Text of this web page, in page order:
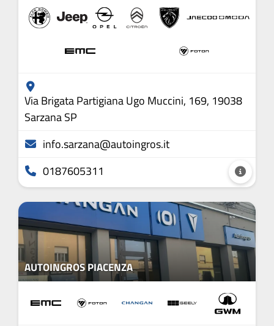
Via Brigata Partigiana Ugo Muccini, 169, 19038
Sarzana SP
info.sarzana@autoingros.it
0187605311
AUTOINGROS PIACENZA